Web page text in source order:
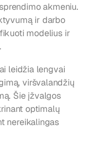
akmeniu.
ir darbo
modelius ir
leidžia lengvai
viršvalandžių
Šie įžvalgos
optimalų
nereikalingas